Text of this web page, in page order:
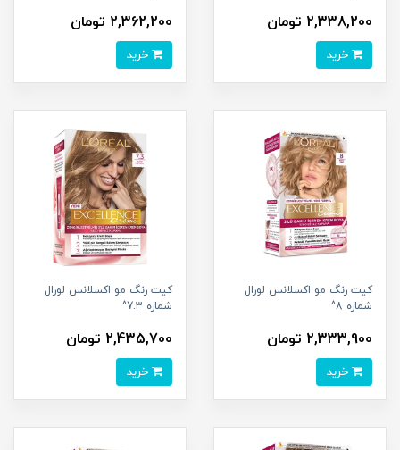
2,338,200 تومان 2,362,200 تومان
کیت رنگ مو اکسلانس لورال
شماره 8^
2,333,900 تومان
کیت رنگ مو اکسلانس لورال
شماره 7.3^
2,435,700 تومان